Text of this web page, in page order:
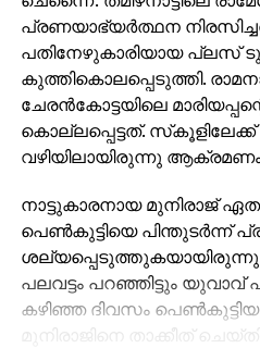
പ്രണയാഭ്യര്‍ത്ഥന
പതിനേഴുകാരിയായ പ്ലസ് ടു
കുത്തികൊലപ്പെടുത്തി.
ചേരന്‍കോട്ടയിലെ
കൊല്ലപ്പെട്ടത്.
വഴിയിലായിരുന്നു
നാട്ടുകാരനായ മുനിരാജ്
പെണ്‍കുട്ടിയെ പിന്തുടര്‍ന്ന്
പലവട്ടം പറഞ്ഞിട്ടും യുവാവ്
കഴിഞ്ഞ ദിവസം
മുനിരാജിനെ താക്കീത്